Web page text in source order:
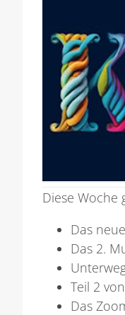
Diese Woche
Das
Das 2.
Teil 2 von
Das